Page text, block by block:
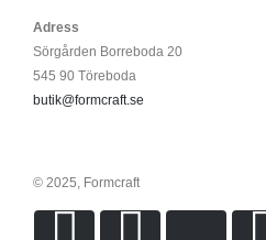
Adress
Sörgården Borreboda 20
545 90 Töreboda
butik@formcraft.se
© 2025, Formcraft